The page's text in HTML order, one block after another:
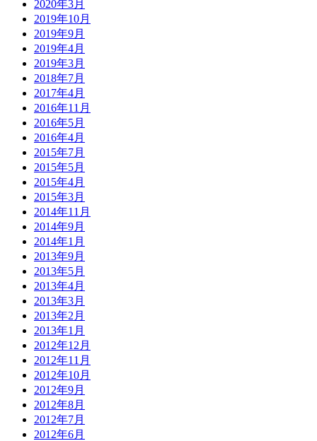
2020年3月
2019年10月
2019年9月
2019年4月
2019年3月
2018年7月
2017年4月
2016年11月
2016年5月
2016年4月
2015年7月
2015年5月
2015年4月
2015年3月
2014年11月
2014年9月
2014年1月
2013年9月
2013年5月
2013年4月
2013年3月
2013年2月
2013年1月
2012年12月
2012年11月
2012年10月
2012年9月
2012年8月
2012年7月
2012年6月